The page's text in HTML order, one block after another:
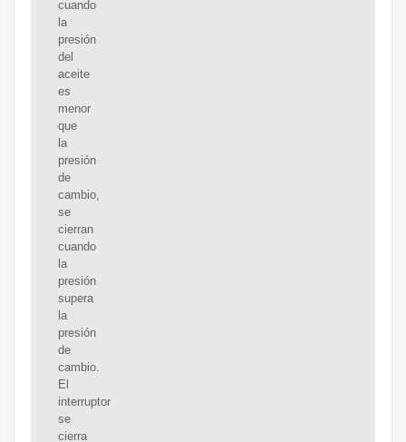
cuando
la
presión
del
aceite
es
menor
que
la
presión
de
cambio,
se
cierran
cuando
la
presión
supera
la
presión
de
cambio.
El
interruptor
se
cierra